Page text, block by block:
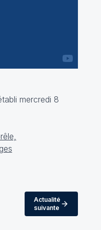
mercredi 8
Actualité
suivante